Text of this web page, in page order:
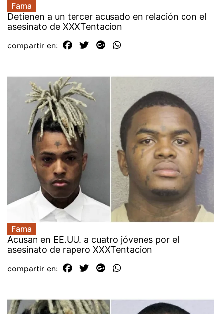
Fama
Detienen a un tercer acusado en relación con el
asesinato de XXXTentacion
compartir en:
Fama
Acusan en EE.UU. a cuatro jóvenes por el
asesinato de rapero XXXTentacion
compartir en: